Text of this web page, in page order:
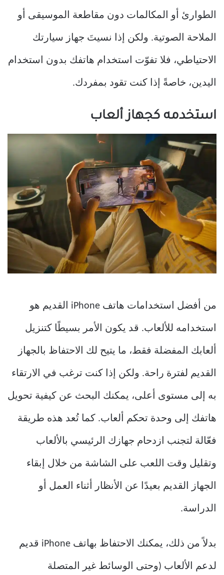
الطوارئ أو المكالمات دون مقاطعة الموسيقى أو
الملاحة الصوتية. ولكن إذا نسيتَ جهاز سيارتك
الاحتياطي، فلا تفوّت استخدام هاتفك بدون استخدام
اليدين، خاصةً إذا كنت تقود بمفردك.
استخدمه كجهاز ألعاب
من أفضل استخدامات هاتف iPhone القديم هو
استخدامه للألعاب. قد يكون الأمر بسيطًا كتنزيل
ألعابك المفضلة فقط، ما يتيح لك الاحتفاظ بالجهاز
القديم لفترة راحة. ولكن إذا كنت ترغب في الارتقاء
به إلى مستوى أعلى، يمكنك البحث عن كيفية تحويل
هاتفك إلى وحدة تحكم ألعاب. كما تُعد هذه طريقة
فعّالة لتجنب ازدحام جهازك الرئيسي بالألعاب
وتقليل وقت اللعب على الشاشة من خلال إبقاء
الجهاز القديم بعيدًا عن الأنظار أثناء العمل أو
الدراسة.
بدلاً من ذلك، يمكنك الاحتفاظ بهاتف iPhone قديم
لدعم الألعاب (وحتى الوسائط غير المتصلة